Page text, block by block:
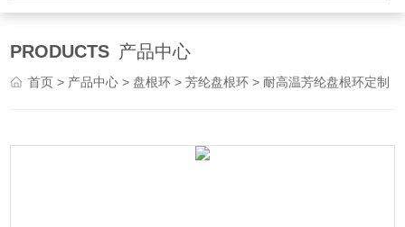
PRODUCTS 产品中心
首页 > 产品中心 > 盘根环 >芳纶盘根环 > 耐高温芳纶盘根环定制 量大从优